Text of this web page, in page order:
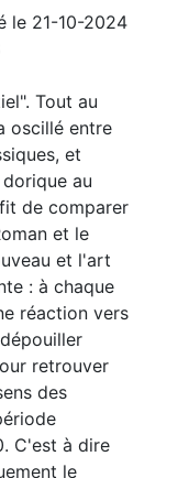
le 21-10-2024
Tout au
oscillé entre
et
au
de comparer
et le
et l'art
: à chaque
réaction vers
retrouver
des
C'est à dire
le